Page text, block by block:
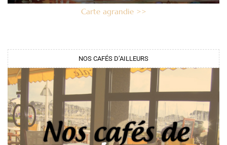
Carte agrandie >>
NOS CAFÉS D’AILLEURS